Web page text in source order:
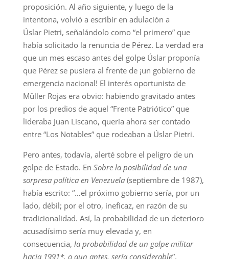
proposición. Al año siguiente, y luego de la
intentona, volvió a escribir en adulación a
Úslar Pietri, señalándolo como “el primero” que
había solicitado la renuncia de Pérez. La verdad era
que un mes escaso antes del golpe Úslar proponía
que Pérez se pusiera al frente de ¡un gobierno de
emergencia nacional! El interés oportunista de
Müller Rojas era obvio: habiendo gravitado antes
por los predios de aquel “Frente Patriótico” que
lideraba Juan Liscano, quería ahora ser contado
entre “Los Notables” que rodeaban a Úslar Pietri.
Pero antes, todavía, alerté sobre el peligro de un
golpe de Estado. En Sobre la posibilidad de una
sorpresa política en Venezuela(septiembre de 1987),
había escrito: “…el próximo gobierno sería, por un
lado, débil; por el otro, ineficaz, en razón de su
tradicionalidad. Así, la probabilidad de un deterioro
acusadísimo sería muy elevada y, en
consecuencia, la probabilidad de un golpe militar
hacia 1991*, o aun antes, sería considerable”.